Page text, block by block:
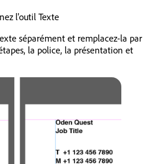
l'outil Texte
séparément et remplacez-la par
la police, la présentation et